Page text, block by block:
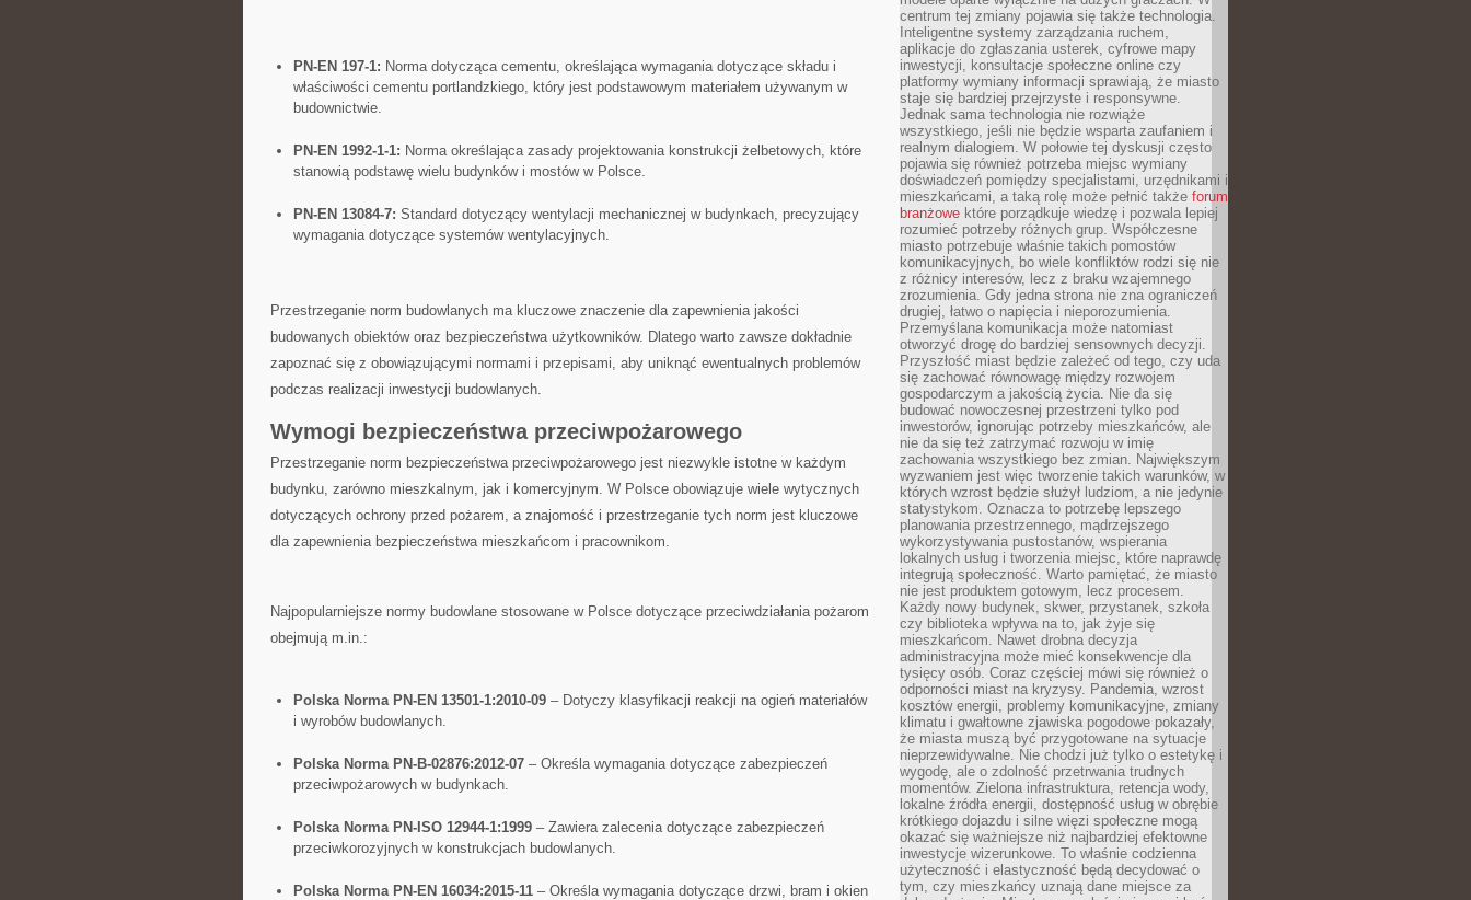
PN-EN 197-1: Norma dotycząca cementu, określająca wymagania dotyczące składu​ i
⁤właściwości cementu⁣ portlandzkiego, ⁣który jest podstawowym materiałem używanym w
budownictwie.
PN-EN 1992-1-1:‌ Norma określająca zasady ⁤projektowania konstrukcji żelbetowych, które ​
stanowią podstawę wielu budynków ⁤i‍ mostów w Polsce.
PN-EN 13084-7:‍ Standard dotyczący wentylacji ⁣mechanicznej w budynkach, precyzujący
‌wymagania dotyczące systemów wentylacyjnych.
Przestrzeganie norm budowlanych ma kluczowe znaczenie ‌dla zapewnienia jakości
budowanych obiektów oraz bezpieczeństwa użytkowników. Dlatego warto zawsze dokładnie
⁢zapoznać się z obowiązującymi normami i przepisami, aby uniknąć ewentualnych⁤ problemów
podczas realizacji inwestycji budowlanych.
Wymogi bezpieczeństwa przeciwpożarowego
Przestrzeganie‌ norm ⁣bezpieczeństwa przeciwpożarowego jest niezwykle istotne w każdym
budynku,​ zarówno​ mieszkalnym, jak i⁣ komercyjnym. W ⁢Polsce obowiązuje wiele wytycznych
dotyczących⁣ ochrony przed pożarem, a znajomość i przestrzeganie tych norm jest kluczowe
dla ⁣zapewnienia ⁢bezpieczeństwa mieszkańcom i pracownikom.
Najpopularniejsze normy budowlane stosowane w Polsce dotyczące​ przeciwdziałania pożarom
obejmują⁢ m.in.:
Polska Norma PN-EN 13501-1:2010-09– Dotyczy klasyfikacji reakcji na​ ogień materiałów
i wyrobów budowlanych.
Polska Norma PN-B-02876:2012-07– Określa wymagania dotyczące zabezpieczeń
przeciwpożarowych w budynkach.
Polska Norma PN-ISO 12944-1:1999– Zawiera ⁢zalecenia​ dotyczące zabezpieczeń
przeciwkorozyjnych ‌w konstrukcjach budowlanych.
Polska⁤ Norma‌ PN-EN ⁤16034:2015-11– Określa wymagania dotyczące drzwi, bram i okien
centrum tej zmiany pojawia się także technologia.
Inteligentne systemy zarządzania ruchem,
aplikacje do zgłaszania usterek, cyfrowe mapy
inwestycji, konsultacje społeczne online czy
platformy wymiany informacji sprawiają, że miasto
staje się bardziej przejrzyste i responsywne.
Jednak sama technologia nie rozwiąże
wszystkiego, jeśli nie będzie wsparta zaufaniem i
realnym dialogiem. W połowie tej dyskusji często
pojawia się również potrzeba miejsc wymiany
doświadczeń pomiędzy specjalistami, urzędnikami i
mieszkańcami, a taką rolę może pełnić także forum
branżowe które porządkuje wiedzę i pozwala lepiej
rozumieć potrzeby różnych grup. Współczesne
miasto potrzebuje właśnie takich pomostów
komunikacyjnych, bo wiele konfliktów rodzi się nie
z różnicy interesów, lecz z braku wzajemnego
zrozumienia. Gdy jedna strona nie zna ograniczeń
drugiej, łatwo o napięcia i nieporozumienia.
Przemyślana komunikacja może natomiast
otworzyć drogę do bardziej sensownych decyzji.
Przyszłość miast będzie zależeć od tego, czy uda
się zachować równowagę między rozwojem
gospodarczym a jakością życia. Nie da się
budować nowoczesnej przestrzeni tylko pod
inwestorów, ignorując potrzeby mieszkańców, ale
nie da się też zatrzymać rozwoju w imię
zachowania wszystkiego bez zmian. Największym
wyzwaniem jest więc tworzenie takich warunków, w
których wzrost będzie służył ludziom, a nie jedynie
statystykom. Oznacza to potrzebę lepszego
planowania przestrzennego, mądrzejszego
wykorzystywania pustostanów, wspierania
lokalnych usług i tworzenia miejsc, które naprawdę
integrują społeczność. Warto pamiętać, że miasto
nie jest produktem gotowym, lecz procesem.
Każdy nowy budynek, skwer, przystanek, szkoła
czy biblioteka wpływa na to, jak żyje się
mieszkańcom. Nawet drobna decyzja
administracyjna może mieć konsekwencje dla
tysięcy osób. Coraz częściej mówi się również o
odporności miast na kryzysy. Pandemia, wzrost
kosztów energii, problemy komunikacyjne, zmiany
klimatu i gwałtowne zjawiska pogodowe pokazały,
że miasta muszą być przygotowane na sytuacje
nieprzewidywalne. Nie chodzi już tylko o estetykę i
wygodę, ale o zdolność przetrwania trudnych
momentów. Zielona infrastruktura, retencja wody,
lokalne źródła energii, dostępność usług w obrębie
krótkiego dojazdu i silne więzi społeczne mogą
okazać się ważniejsze niż najbardziej efektowne
inwestycje wizerunkowe. To właśnie codzienna
użyteczność i elastyczność będą decydować o
tym, czy mieszkańcy uznają dane miejsce za